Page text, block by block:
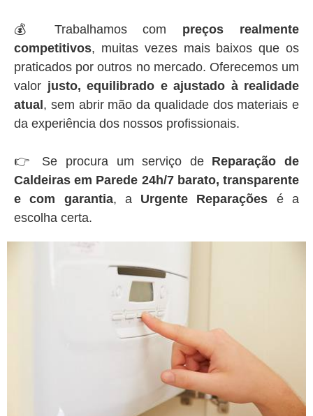
💰 Trabalhamos com preços realmente
competitivos, muitas vezes mais baixos que os
praticados por outros no mercado. Oferecemos um
valor justo, equilibrado e ajustado à realidade
atual , sem abrir mão da qualidade dos materiais e
da experiência dos nossos profissionais.
👉 Se procura um serviço de Reparação de
Caldeiras em Parede 24h/7 barato, transparente
e com garantia, a Urgente Reparações é a
escolha certa.